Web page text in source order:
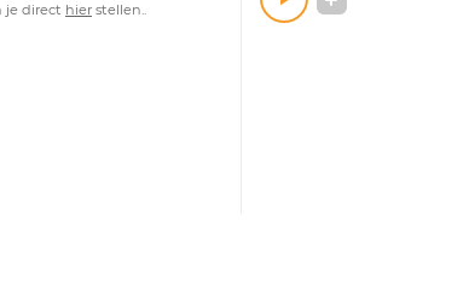
je direct hier stellen..